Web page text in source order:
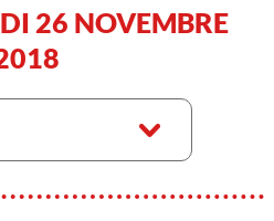
26 NOVEMBRE